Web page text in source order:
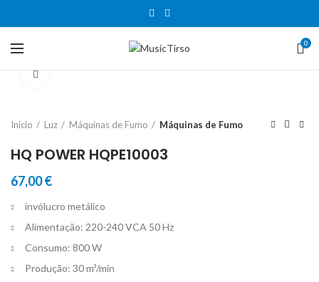
0
Início Luz Máquinas de Fumo Máquinas de Fumo
HQ POWER HQPE10003
67,00€
invólucro metálico
Alimentação: 220-240 VCA 50 Hz
Consumo: 800 W
Produção: 30 m³/min